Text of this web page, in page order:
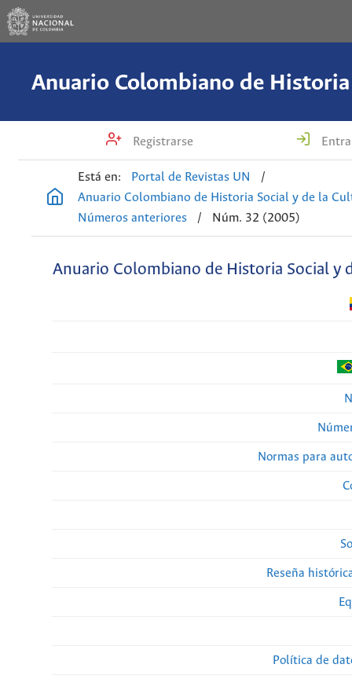
Registrarse
Está en: Portal de Revistas UN
/
Anuario Colombiano de Historia Social y de la
Números anteriores
/ Núm. 32 (2005)
Anuario Colombiano de Historia Social y
Normas para
Reseña
Política de